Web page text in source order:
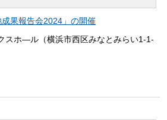
成果報告会2024」の開催
スホ―ル（横浜市西区みなとみらい1-1-